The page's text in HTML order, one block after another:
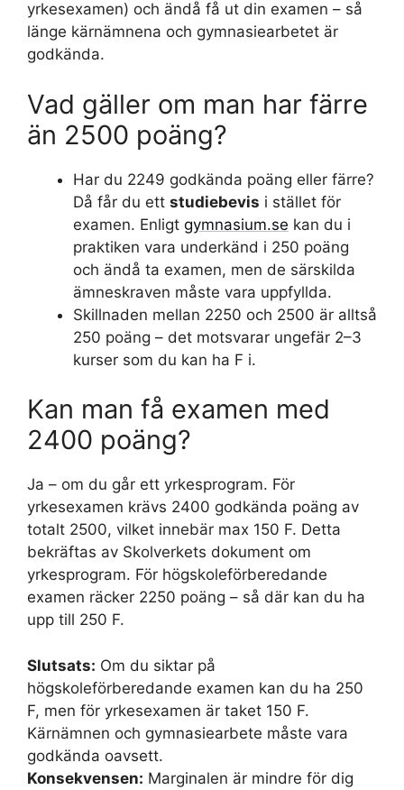
yrkesexamen) och ändå få ut din examen – så
länge kärnämnena och gymnasiearbetet är
godkända.
Vad gäller om man har färre
än 2500 poäng?
Har du 2249 godkända poäng eller färre?
Då får du ett studiebevis i stället för
examen. Enligt gymnasium.se kan du i
praktiken vara underkänd i 250 poäng
och ändå ta examen, men de särskilda
ämneskraven måste vara uppfyllda.
Skillnaden mellan 2250 och 2500 är alltså
250 poäng – det motsvarar ungefär 2–3
kurser som du kan ha F i.
Kan man få examen med
2400 poäng?
Ja – om du går ett yrkesprogram. För
yrkesexamen krävs 2400 godkända poäng av
totalt 2500, vilket innebär max 150 F. Detta
bekräftas av Skolverkets dokument om
yrkesprogram. För högskoleförberedande
examen räcker 2250 poäng – så där kan du ha
upp till 250 F.
Slutsats: Om du siktar på
högskoleförberedande examen kan du ha 250
F, men för yrkesexamen är taket 150 F.
Kärnämnen och gymnasiearbete måste vara
godkända oavsett.
Konsekvensen: Marginalen är mindre för dig